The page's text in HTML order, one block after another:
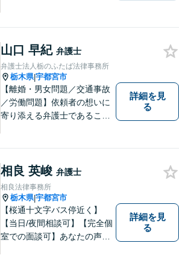
明させていただきます。一人
で悩まず経験豊富な弁護士に
ご相談ください。
山口 早紀 弁護士
弁護士法人栃のふたば法律事務所
栃木県|宇都宮市
【離婚・男女問題／交通事故
／労働問題】依頼者の想いに
寄り添える弁護士であること
困りごとがあればご相談くだ
さい！【駐車場有】
詳細を見
る
相良 英峻 弁護士
相良法律事務所
栃木県|宇都宮市
【桜通十文字バス停近く】
【当日/夜間相談可】【完全個
室での面談可】あなたの声を
詳細を見
る